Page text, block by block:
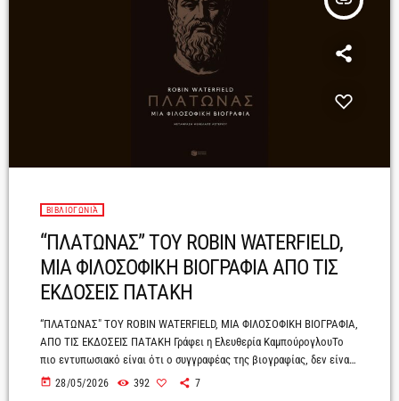
ΒΙΒΛΙΟΓΩΝΙΆ
“ΠΛΑΤΩΝΑΣ” TΟΥ ROBIN WATERFIELD,
ΜΙΑ ΦΙΛΟΣΟΦΙΚΗ ΒΙΟΓΡΑΦΙΑ ΑΠΟ ΤΙΣ
ΕΚΔΟΣΕΙΣ ΠΑΤΑΚΗ
“ΠΛΑΤΩΝΑΣ" ΤOY ROBIN WATERFIELD, ΜΙΑ ΦΙΛΟΣΟΦΙΚΗ ΒΙΟΓΡΑΦΙΑ,
ΑΠΟ ΤΙΣ ΕΚΔΟΣΕΙΣ ΠΑΤΑΚΗ Γράφει η Ελευθερία ΚαμπούρογλουΤο
πιο εντυπωσιακό είναι ότι ο συγγραφέας της βιογραφίας, δεν είναι
Έλληνας. Έχει όμως βαθιά και εμπεριστατωμένη γνώση για το έργο
today 28/05/2026 392 7